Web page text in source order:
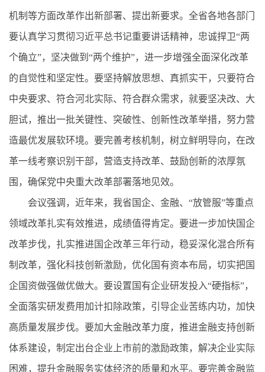
机制等方面改革作出新部署、提出新要求。全省各地各部门
要认真学习贯彻习近平总书记重要讲话精神，忠诚捍卫“两
个确立”，坚决做到“两个维护”，进一步增强全面深化改革
的自觉性和坚定性。要坚持解放思想、真抓实干，只要符合
中央要求、符合河北实际、符合群众需求，就要坚决改、大
胆试，推出一批关键性、突破性、创新性改革举措，努力营
造最优发展软环境。要完善考核机制，树立鲜明导向，在改
革一线考察识别干部，营造支持改革、鼓励创新的浓厚氛
围，确保党中央重大改革部署落地见效。
会议强调，近年来，我省国企、金融、“放管服”等重点
领域改革扎实有效推进，成绩值得肯定。要进一步加快国企
改革步伐，扎实推进国企改革三年行动，稳妥深化混合所有
制改革，强化科技创新激励，优化国有资本布局，切实把国
企国资做强做优做大。要设置国有企业研发投入“硬指标”，
全面落实研发费用加计扣除政策，引导企业苦练内功，加快
高质量发展步伐。要加大金融改革力度，推进金融支持创新
体系建设，制定出台企业上市前的激励政策，解决企业实际
困难，提升金融服务实体经济的质量和水平。要完善金融监